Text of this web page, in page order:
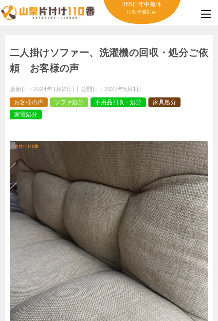
365日年中無休
山梨全域対応
二人掛けソファー、洗濯機の回収・処分ご依
頼 お客様の声
更新日： 2024年1月23日 公開日： 2022年5月1日
お客様の声
ソファ処分 不用品回収・処分
家具処分
家電処分